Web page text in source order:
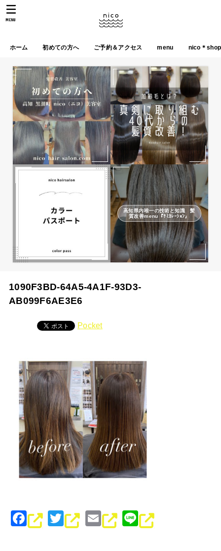
ホーム 初めての方へ ご予約＆アクセス menu nico＊shop
MENU
高知県内唯一の技術と知識 髪
質改善menu『ｹﾐｶﾚｰｼｮﾝ』
1090F3BD-64A5-4A1F-93D3-
AB099F6AE3E6
Pocket
F
a
T
wi
E
m
Li
n